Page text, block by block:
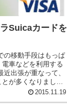
Suicaカードを
の移動手段はもっぱ
車などを利用する
出張が重なって、
が多くなりまし
2015.11.19